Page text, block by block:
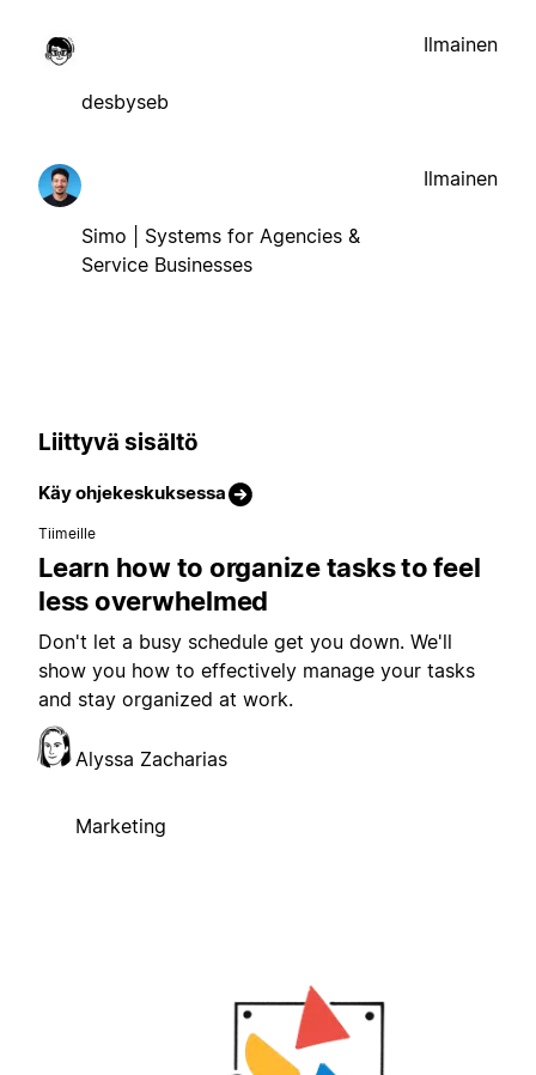
desbyseb
Ilmainen
Simo | Systems for Agencies &
Service Businesses
Ilmainen
Liittyvä sisältö
Käy ohjekeskuksessa
Tiimeille
Learn how to organize tasks to feel
less overwhelmed
Don't let a busy schedule get you down. We'll
show you how to effectively manage your tasks
and stay organized at work.
Alyssa Zacharias
Marketing